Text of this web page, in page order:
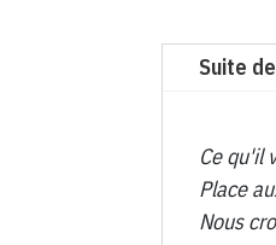
Janvier
Suite
Ce qu'il
Place
Nous